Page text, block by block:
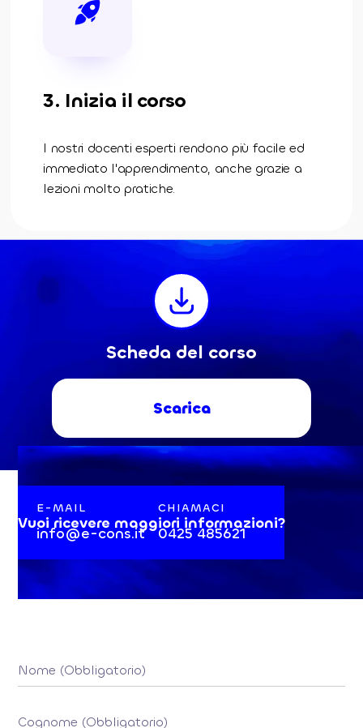
3. Inizia il corso
I nostri docenti esperti rendono più facile ed
immediato l'apprendimento, anche grazie a
lezioni molto pratiche.
Scheda del corso
Scarica
Vuoi ricevere maggiori informazioni?
E-MAIL
info@e-cons.it
CHIAMACI
0425 485621